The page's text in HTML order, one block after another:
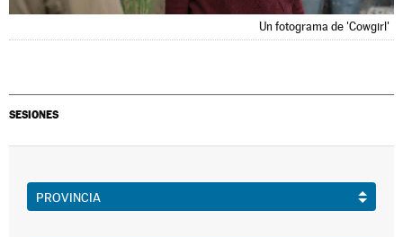
Un fotograma de 'Cowgirl'
SESIONES